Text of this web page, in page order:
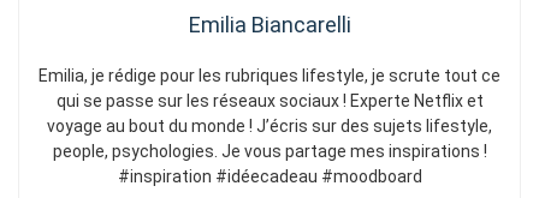
Emilia Biancarelli
Emilia, je rédige pour les rubriques lifestyle, je scrute tout ce
qui se passe sur les réseaux sociaux ! Experte Netflix et
voyage au bout du monde ! J’écris sur des sujets lifestyle,
people, psychologies. Je vous partage mes inspirations !
#inspiration #idéecadeau #moodboard